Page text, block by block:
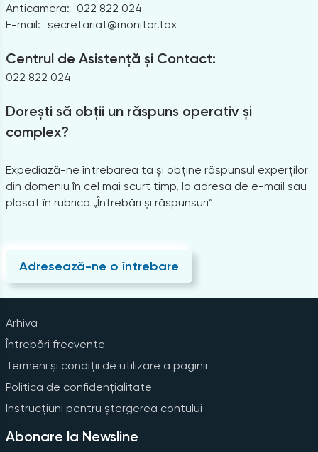
Anticamera:
022 822 024
E-mail: secretariat@monitor.tax
Centrul de Asistență și Contact:
022 822 024
Dorești să obții un răspuns operativ și
complex?
Expediază-ne întrebarea ta și obține răspunsul experților
din domeniu în cel mai scurt timp, la adresa de e-mail sau
plasat în rubrica „Întrebări și răspunsuri”
Adresează-ne o întrebare
Arhiva
Întrebări frecvente
Termeni și condiții de utilizare a paginii
Politica de confidențialitate
Instrucțiuni pentru ștergerea contului
Abonare la Newsline